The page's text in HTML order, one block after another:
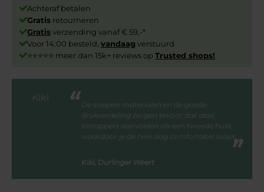
Achteraf betalen
Gratis retourneren
Gratisverzending vanaf € 59,-*
Voor 14:00 besteld, vandaag verstuurd
⭐⭐⭐⭐⭐ meer dan 15k+ reviews op Trusted shops!
De soepele materialen en de goede
drukverdeling zorgen ervoor dat deze
instappers aanvoelen als een tweede huid,
waardoor je de hele dag comfortabel loopt.
Kiki, Durlinger Weert